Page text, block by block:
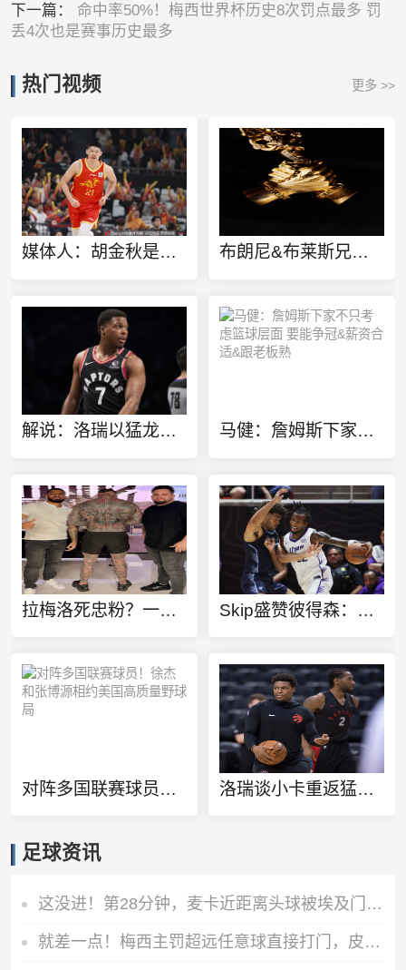
下一篇： 命中率50%！梅西世界杯历史8次罚点最多 罚
丢4次也是赛事历史最多
热门视频 更多 >>
媒体人：胡金秋是否会离队还不确定 广厦收到一些报价 且金额不低 布朗尼&布莱斯兄弟定制同款金项链 灵感来源于兄弟之情
解说：洛瑞以猛龙球员身份进行退役也算是功成身退、落叶归根了 马健：詹姆斯下家不只考虑篮球层面 要能争冠&薪资合适&跟老板熟
拉梅洛死忠粉？一球迷100%还原拉梅洛·鲍尔的满背纹身 Skip盛赞彼得森：选秀前我就说了 他会是本届最强球员
对阵多国联赛球员！徐杰和张博源相约美国高质量野球局 洛瑞谈小卡重返猛龙：球队想再夺一个冠军 这一切都将从小卡开始
足球资讯
这没进！第28分钟，麦卡近距离头球被埃及门将扑出
就差一点！梅西主罚超远任意球直接打门，皮球击中立柱滚出底线